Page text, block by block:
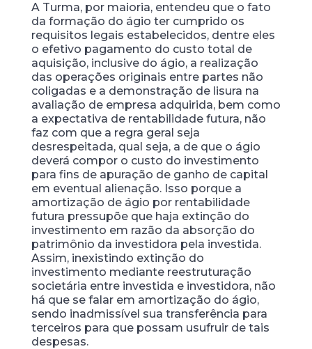
A Turma, por maioria, entendeu que o fato
da formação do ágio ter cumprido os
requisitos legais estabelecidos, dentre eles
o efetivo pagamento do custo total de
aquisição, inclusive do ágio, a realização
das operações originais entre partes não
coligadas e a demonstração de lisura na
avaliação de empresa adquirida, bem como
a expectativa de rentabilidade futura, não
faz com que a regra geral seja
desrespeitada, qual seja, a de que o ágio
deverá compor o custo do investimento
para fins de apuração de ganho de capital
em eventual alienação. Isso porque a
amortização de ágio por rentabilidade
futura pressupõe que haja extinção do
investimento em razão da absorção do
patrimônio da investidora pela investida.
Assim, inexistindo extinção do
investimento mediante reestruturação
societária entre investida e investidora, não
há que se falar em amortização do ágio,
sendo inadmissível sua transferência para
terceiros para que possam usufruir de tais
despesas.